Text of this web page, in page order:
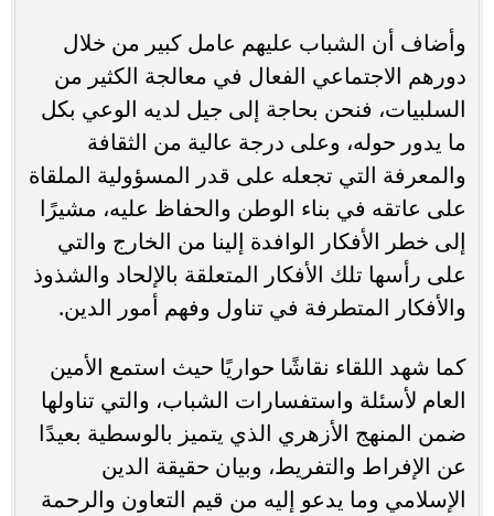
وأضاف أن الشباب عليهم عامل كبير من خلال
دورهم الاجتماعي الفعال في معالجة الكثير من
السلبيات، فنحن بحاجة إلى جيل لديه الوعي بكل
ما يدور حوله، وعلى درجة عالية من الثقافة
والمعرفة التي تجعله على قدر المسؤولية الملقاة
على عاتقه في بناء الوطن والحفاظ عليه، مشيرًا
إلى خطر الأفكار الوافدة إلينا من الخارج والتي
على رأسها تلك الأفكار المتعلقة بالإلحاد والشذوذ
والأفكار المتطرفة في تناول وفهم أمور الدين.
كما شهد اللقاء نقاشًا حواريًا حيث استمع الأمين
العام لأسئلة واستفسارات الشباب، والتي تناولها
ضمن المنهج الأزهري الذي يتميز بالوسطية بعيدًا
عن الإفراط والتفريط، وبيان حقيقة الدين
الإسلامي وما يدعو إليه من قيم التعاون والرحمة